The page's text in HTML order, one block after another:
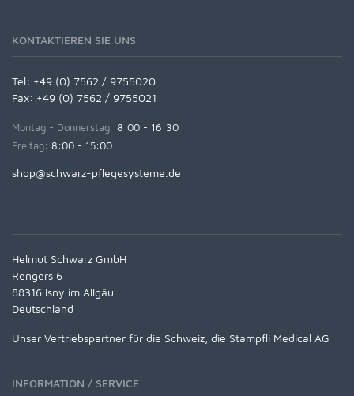
KONTAKTIEREN SIE UNS
Tel: +49 (0) 7562 / 9755020
Fax: +49 (0) 7562 / 9755021
Montag - Donnerstag: 8:00 - 16:30
Freitag: 8:00 - 15:00
shop@schwarz-pflegesysteme.de
Helmut Schwarz GmbH
Rengers 6
88316 Isny im Allgäu
Deutschland
Unser Vertriebspartner für die Schweiz, die Stampfli Medical AG
INFORMATION / SERVICE